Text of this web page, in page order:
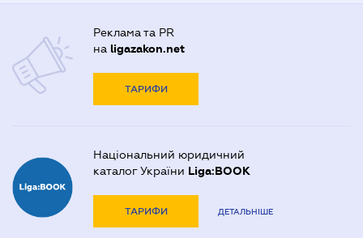
Реклама та PR
на ligazakon.net
ТАРИФИ
Національний юридичний
каталог України Liga:BOOK
ТАРИФИ ДЕТАЛЬНІШЕ